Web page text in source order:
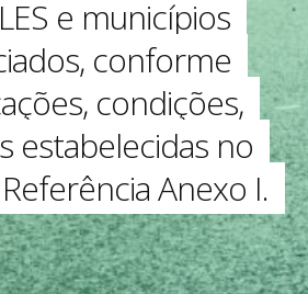
e municípios
conforme
condições,
estabelecidas no
Anexo I.